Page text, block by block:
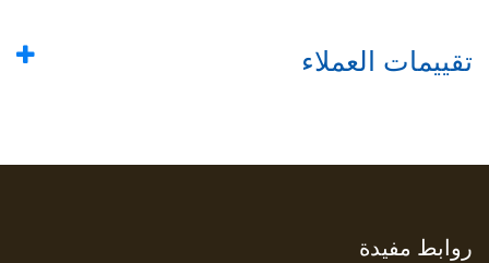
تقييمات العملاء
روابط مفيدة